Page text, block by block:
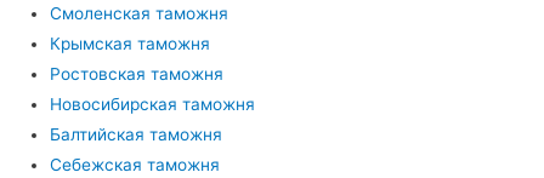
Смоленская таможня
Крымская таможня
Ростовская таможня
Новосибирская таможня
Балтийская таможня
Себежская таможня